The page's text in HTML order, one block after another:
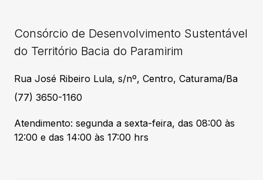
Consórcio de Desenvolvimento Sustentável
do Território Bacia do Paramirim
Rua José Ribeiro Lula, s/nº, Centro, Caturama/Ba
(77) 3650-1160
Atendimento: segunda a sexta-feira, das 08:00 às
12:00 e das 14:00 às 17:00 hrs